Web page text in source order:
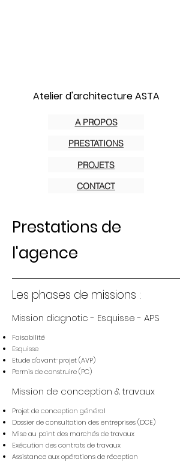
A PROPOS
PRESTATIONS
PROJETS
CONTACT
Atelier d'architecture ASTA
Prestations de
l'agence
Les phases de missions :
Mission diagnotic - Esquisse - APS
Faisabilité
Esquisse
Etude d'avant-projet (AVP)
Permis de construire (PC)
Mission de conception & travaux
Projet de conception général
Dossier de consultation des entreprises (DCE)
Mise au point des marchés de travaux
Exécution des contrats de travaux
Assistance aux opérations de réception